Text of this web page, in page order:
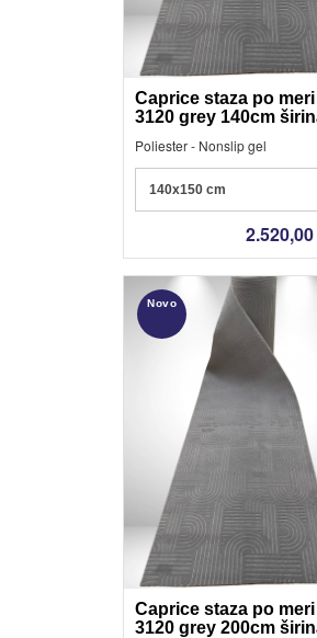
Caprice staza po meri
3120 grey 140cm
Poliester - Nonslip gel
140x150 cm
2.520,00
Novo
Caprice staza po meri
3120 grey 200cm